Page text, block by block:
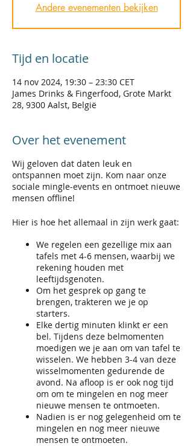
Andere evenementen bekijken
Tijd en locatie
14 nov 2024, 19:30 – 23:30 CET
James Drinks & Fingerfood, Grote Markt
28, 9300 Aalst, België
Over het evenement
Wij geloven dat daten leuk en
ontspannen moet zijn. Kom naar onze
sociale mingle-events en ontmoet nieuwe
mensen offline!
Hier is hoe het allemaal in zijn werk gaat:
We regelen een gezellige mix aan
tafels met 4-6 mensen, waarbij we
rekening houden met
leeftijdsgenoten.​
Om het gesprek op gang te
brengen, trakteren we je op
starters.​
Elke dertig minuten klinkt er een
bel. Tijdens deze belmomenten
moedigen we je aan om van tafel te
wisselen. We hebben 3-4 van deze
wisselmomenten gedurende de
avond.​ Na afloop is er ook nog tijd
om om te mingelen en nog meer
nieuwe mensen te ontmoeten.
Nadien is er nog gelegenheid om te
mingelen en nog meer nieuwe
mensen te ontmoeten.